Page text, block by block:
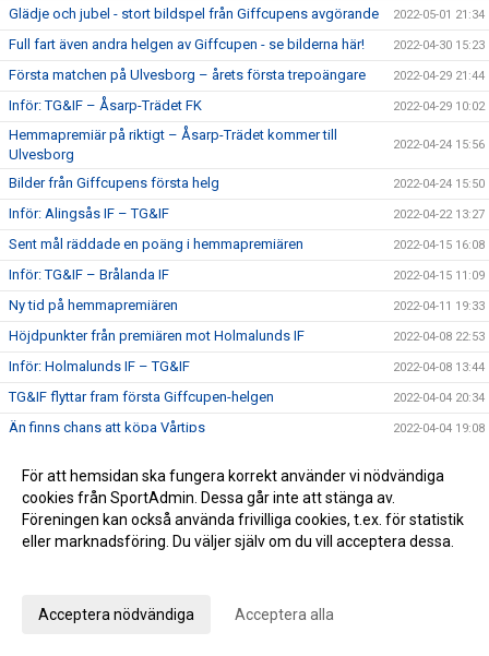
Glädje och jubel - stort bildspel från Giffcupens avgörande 2022-05-01 21:34
Full fart även andra helgen av Giffcupen - se bilderna här! 2022-04-30 15:23
Första matchen på Ulvesborg – årets första trepoängare 2022-04-29 21:44
Inför: TG&IF – Åsarp-Trädet FK 2022-04-29 10:02
Hemmapremiär på riktigt – Åsarp-Trädet kommer till
Ulvesborg
2022-04-24 15:56
Bilder från Giffcupens första helg 2022-04-24 15:50
Inför: Alingsås IF – TG&IF 2022-04-22 13:27
Sent mål räddade en poäng i hemmapremiären 2022-04-15 16:08
Inför: TG&IF – Brålanda IF 2022-04-15 11:09
Ny tid på hemmapremiären 2022-04-11 19:33
Höjdpunkter från premiären mot Holmalunds IF 2022-04-08 22:53
Inför: Holmalunds IF – TG&IF 2022-04-08 13:44
TG&IF flyttar fram första Giffcupen-helgen 2022-04-04 20:34
Än finns chans att köpa Vårtips 2022-04-04 19:08
Inför: TG&IF – Götene IF (träningsmatch) 2022-04-01 17:10
Bra årspremiär av juniorlaget mot Folkabo 2022-03-24 16:48
INFO Nya huvudentrèn 2022-03-24 12:27
Inför: Husqvarna FF – TG&IF
För att hemsidan ska fungera korrekt använder vi nödvändiga
cookies från SportAdmin. Dessa går inte att stänga av.
Föreningen kan också använda frivilliga cookies, t.ex. för statistik
eller marknadsföring. Du väljer själv om du vill acceptera dessa.
Acceptera nödvändiga Acceptera alla